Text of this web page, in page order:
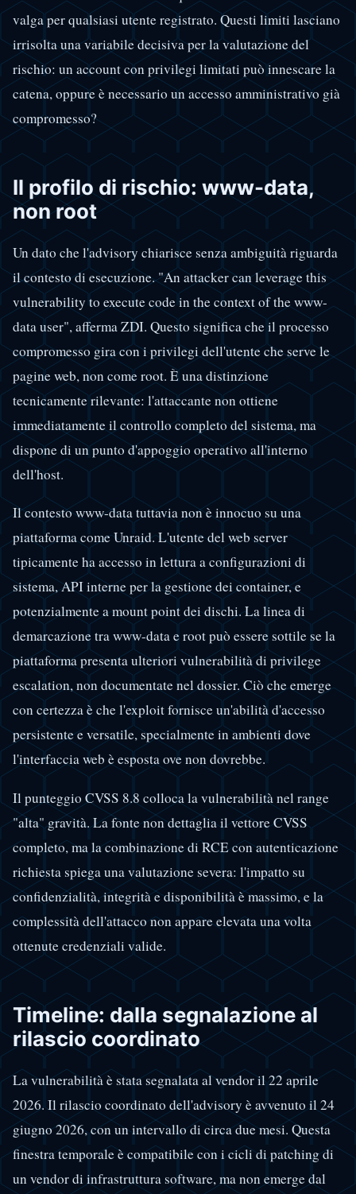
valga per qualsiasi utente registrato. Questi limiti lasciano
irrisolta una variabile decisiva per la valutazione del
rischio: un account con privilegi limitati può innescare la
catena, oppure è necessario un accesso amministrativo già
compromesso?
Il profilo di rischio: www-data,
non root
Un dato che l'advisory chiarisce senza ambiguità riguarda
il contesto di esecuzione. "An attacker can leverage this
vulnerability to execute code in the context of the www-
data user", afferma ZDI. Questo significa che il processo
compromesso gira con i privilegi dell'utente che serve le
pagine web, non come root. È una distinzione
tecnicamente rilevante: l'attaccante non ottiene
immediatamente il controllo completo del sistema, ma
dispone di un punto d'appoggio operativo all'interno
dell'host.
Il contesto www-data tuttavia non è innocuo su una
piattaforma come Unraid. L'utente del web server
tipicamente ha accesso in lettura a configurazioni di
sistema, API interne per la gestione dei container, e
potenzialmente a mount point dei dischi. La linea di
demarcazione tra www-data e root può essere sottile se la
piattaforma presenta ulteriori vulnerabilità di privilege
escalation, non documentate nel dossier. Ciò che emerge
con certezza è che l'exploit fornisce un'abilità d'accesso
persistente e versatile, specialmente in ambienti dove
l'interfaccia web è esposta ove non dovrebbe.
Il punteggio CVSS 8.8 colloca la vulnerabilità nel range
"alta" gravità. La fonte non dettaglia il vettore CVSS
completo, ma la combinazione di RCE con autenticazione
richiesta spiega una valutazione severa: l'impatto su
confidenzialità, integrità e disponibilità è massimo, e la
complessità dell'attacco non appare elevata una volta
ottenute credenziali valide.
Timeline: dalla segnalazione al
rilascio coordinato
La vulnerabilità è stata segnalata al vendor il 22 aprile
2026. Il rilascio coordinato dell'advisory è avvenuto il 24
giugno 2026, con un intervallo di circa due mesi. Questa
finestra temporale è compatibile con i cicli di patching di
un vendor di infrastruttura software, ma non emerge dal